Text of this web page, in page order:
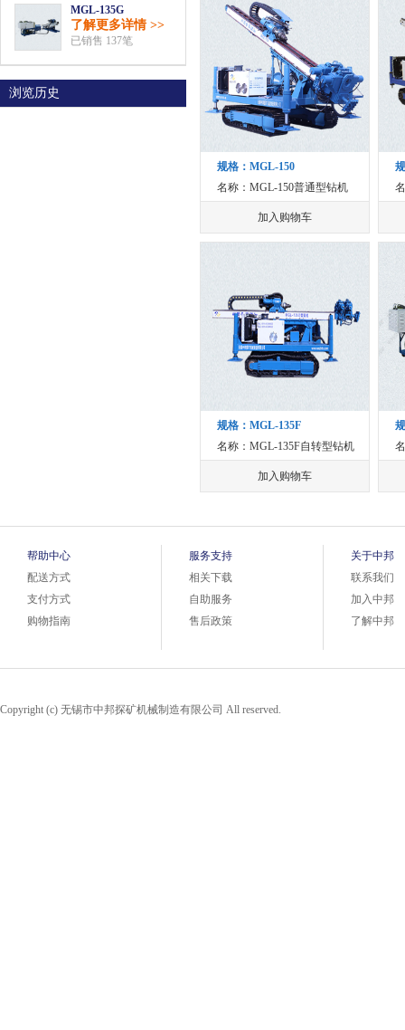
MGL-135G
了解更多详情 >>
已销售 137笔
浏览历史
规格：MGL-150
名称：MGL-150普通型钻机
加入购物车
规格：MGL-135F
名称：MGL-135F自转型钻机
加入购物车
帮助中心
配送方式
支付方式
购物指南
服务支持
相关下载
自助服务
售后政策
关于中邦
联系我们
加入中邦
了解中邦
Copyright (c) 无锡市中邦探矿机械制造有限公司 All reserved.